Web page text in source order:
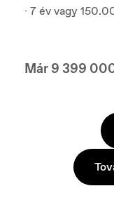
· 7 év vagy
Már 9 399